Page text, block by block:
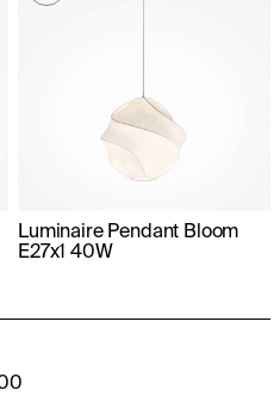
Luminaire Pendant Bloom
E27x1 40W